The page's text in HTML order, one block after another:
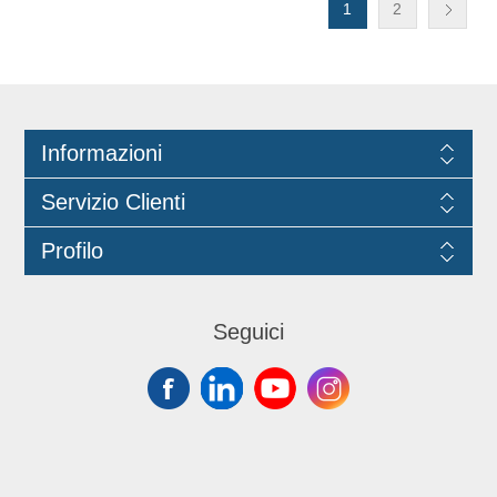
non richiede formazione per il suo
1 2
Informazioni
Servizio Clienti
Profilo
Seguici